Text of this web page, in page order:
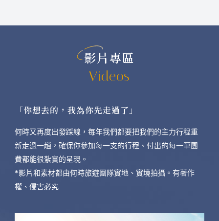
影片專區
Videos
「你想去的，我為你先走過了」
何時又再度出發踩線，每年我們都要把我們的主力行程重
新走過一趟，確保你參加每一支的行程、付出的每一筆團
費都能很紮實的呈現。
*影片和素材都由何時旅遊團隊實地、實境拍攝。有著作
權、侵害必究